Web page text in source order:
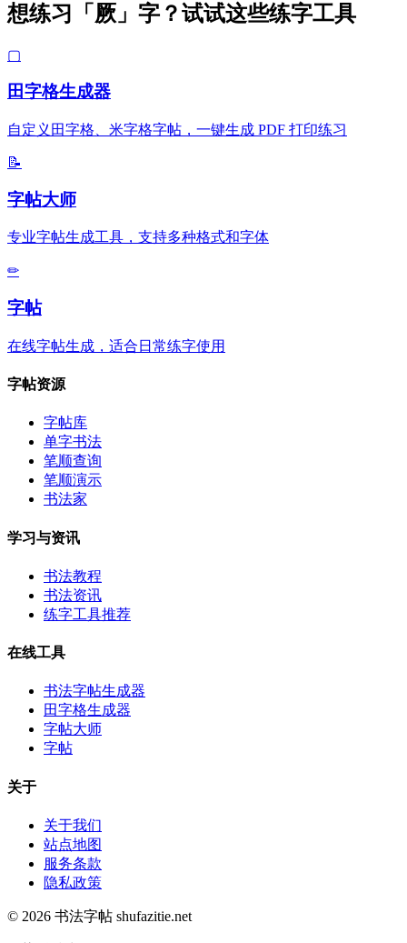
想练习「厥」字？试试这些练字工具
▢
田字格生成器
自定义田字格、米字格字帖，一键生成 PDF 打印练习
📝
字帖大师
专业字帖生成工具，支持多种格式和字体
✏
字帖
在线字帖生成，适合日常练字使用
字帖资源
字帖库
单字书法
笔顺查询
笔顺演示
书法家
学习与资讯
书法教程
书法资讯
练字工具推荐
在线工具
书法字帖生成器
田字格生成器
字帖大师
字帖
关于
关于我们
站点地图
服务条款
隐私政策
© 2026 书法字帖 shufazitie.net